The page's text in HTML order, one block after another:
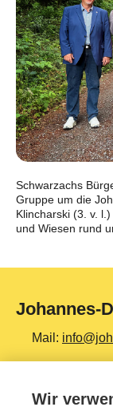
Schwarzachs
Gruppe um die
Klincharski (3. v.
und Wiesen rund
Johannes-
Mail:
Tel:06261 -
Wir